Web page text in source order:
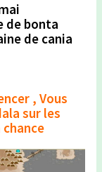
de bonta
de cania
, Vous
sur les